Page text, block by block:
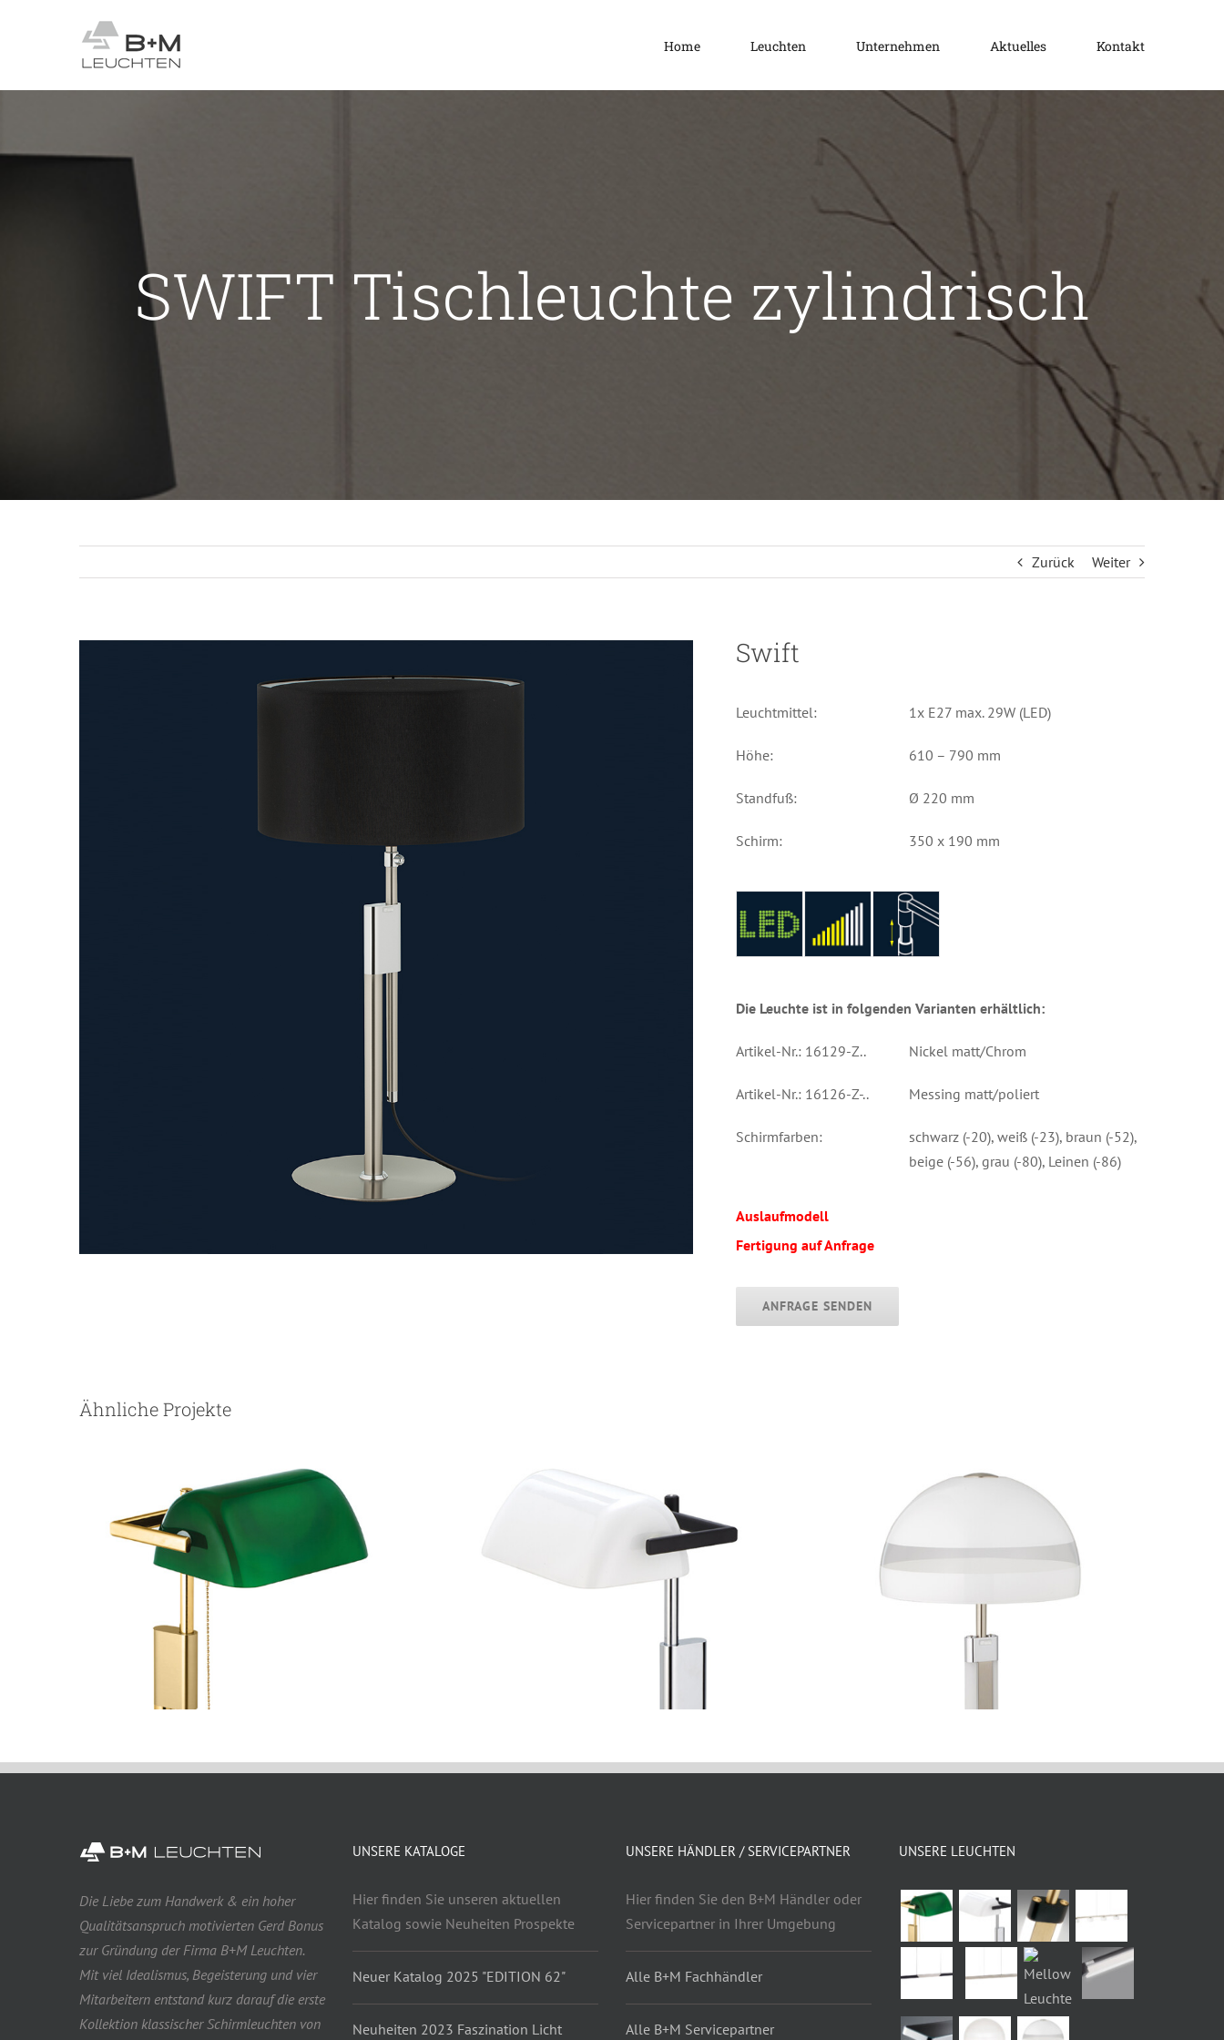
Home Leuchten Unternehmen Aktuelles Kontakt
SWIFT Tischleuchte zylindrisch
Zurück Weiter
Swift
Leuchtmittel:
Höhe:
Standfuß:
Schirm:
1x E27 max. 29W (LED)
610 – 790 mm
Ø 220 mm
350 x 190 mm
Die Leuchte ist in folgenden Varianten erhältlich:
Artikel-Nr.: 16129-Z..
Artikel-Nr.: 16126-Z-..
Schirmfarben:
Nickel matt/Chrom
Messing matt/poliert
schwarz (-20), weiß (-23), braun (-52),
beige (-56), grau (-80), Leinen (-86)
Auslaufmodell
Fertigung auf Anfrage
ANFRAGE SENDEN
Ähnliche Projekte
Die Liebe zum Handwerk & ein hoher
Qualitätsanspruch motivierten Gerd Bonus
zur Gründung der Firma B+M Leuchten.
Mit viel Idealismus, Begeisterung und vier
Mitarbeitern entstand kurz darauf die erste
Kollektion klassischer Schirmleuchten von
UNSERE KATALOGE
Hier finden Sie unseren aktuellen
Katalog sowie Neuheiten Prospekte
Neuer Katalog 2025 "EDITION 62"
Neuheiten 2023 Faszination Licht
UNSERE HÄNDLER / SERVICEPARTNER
Hier finden Sie den B+M Händler oder
Servicepartner in Ihrer Umgebung
Alle B+M Fachhändler
Alle B+M Servicepartner
UNSERE LEUCHTEN